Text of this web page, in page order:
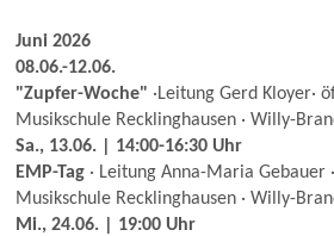
Juni 2026
08.06.-12.06.
"Zupfer-Woche" ·Leitung Gerd Kloyer·
Musikschule Recklinghausen · Willy-
Sa., 13.06. | 14:00-16:30 Uhr
EMP-Tag · Leitung Anna-Maria Gebauer
Musikschule Recklinghausen · Willy-
Mi., 24.06. | 19:00 Uhr